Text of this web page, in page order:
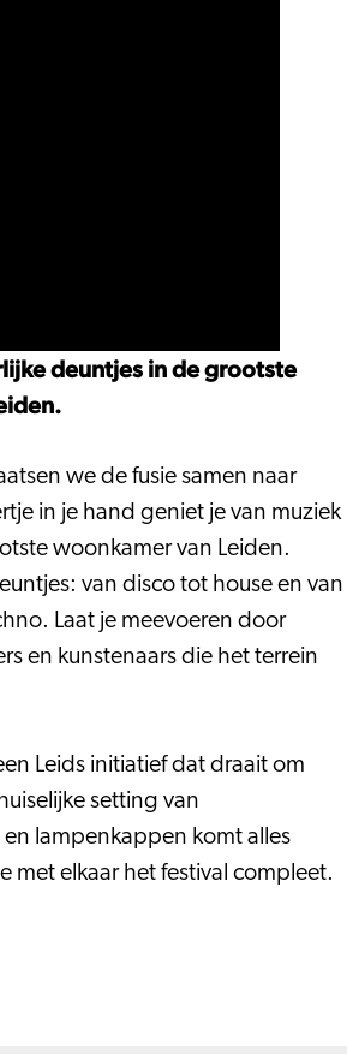
deuntjes in de grootste
we de fusie samen naar
in je hand geniet je van muziek
woonkamer van Leiden.
van disco tot house en van
Laat je meevoeren door
en kunstenaars die het terrein
Leids initiatief dat draait om
setting van
en lampenkappen komt alles
met elkaar het festival compleet.